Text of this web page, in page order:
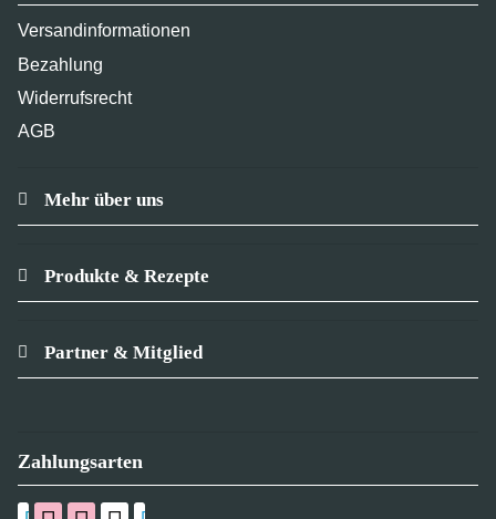
Versandinformationen
Bezahlung
Widerrufsrecht
AGB
Mehr über uns
Produkte & Rezepte
Partner & Mitglied
Zahlungsarten